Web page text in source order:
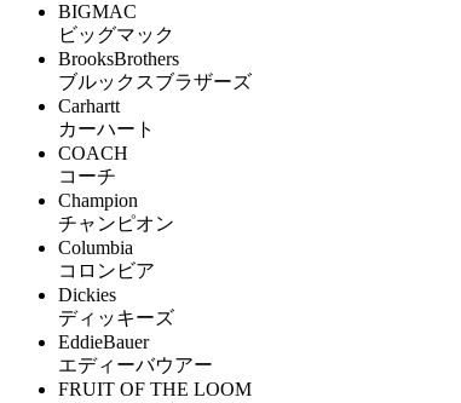
BIGMAC
ビッグマック
BrooksBrothers
ブルックスブラザーズ
Carhartt
カーハート
COACH
コーチ
Champion
チャンピオン
Columbia
コロンビア
Dickies
ディッキーズ
EddieBauer
エディーバウアー
FRUIT OF THE LOOM